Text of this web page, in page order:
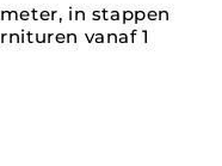
in stappen
vanaf 1